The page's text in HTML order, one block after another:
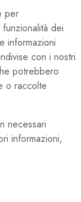
per
dei
informazioni
con i nostri
potrebbero
o raccolte
necessari
informazioni,